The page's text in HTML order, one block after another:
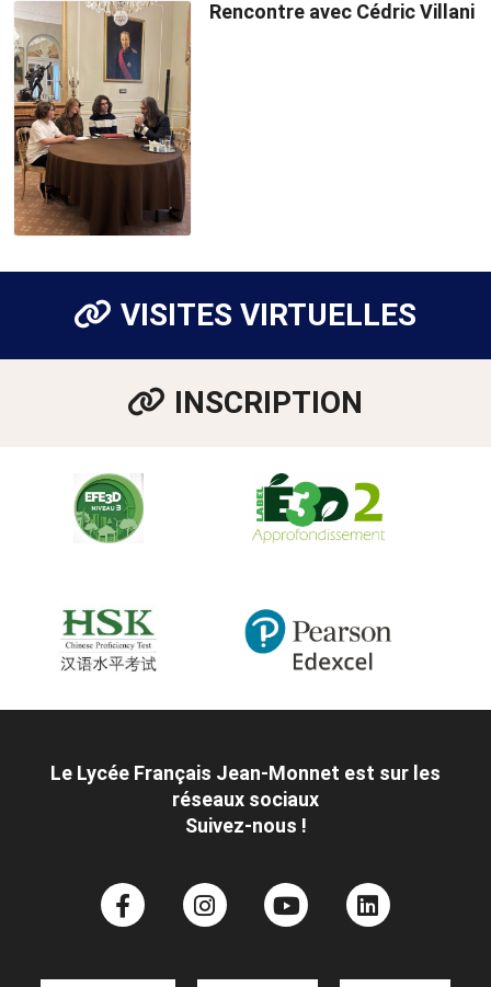
Rencontre avec Cédric Villani
VISITES VIRTUELLES
INSCRIPTION
Le Lycée Français Jean-Monnet est sur les
réseaux sociaux
Suivez-nous !